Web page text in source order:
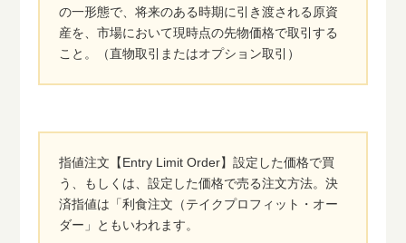
の一形態で、将来のある時期に引き渡される原資
産を、市場において現時点の先物価格で取引する
こと。（直物取引またはオプション取引）
指値注文【Entry Limit Order】設定した価格で買
う、もしくは、設定した価格で売る注文方法。決
済指値は「利食注文（テイクプロフィット・オー
ダー」ともいわれます。